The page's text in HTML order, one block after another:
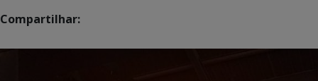
Compartilhar: